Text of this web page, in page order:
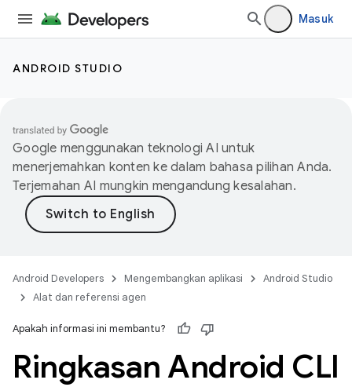
Masuk
ANDROID STUDIO
Google menggunakan teknologi AI untuk
menerjemahkan konten ke dalam bahasa pilihan Anda.
Terjemahan AI mungkin mengandung kesalahan.
Android Developers Mengembangkan aplikasi
Android Studio
Alat dan referensi agen
Apakah informasi ini membantu?
Ringkasan Android CLI